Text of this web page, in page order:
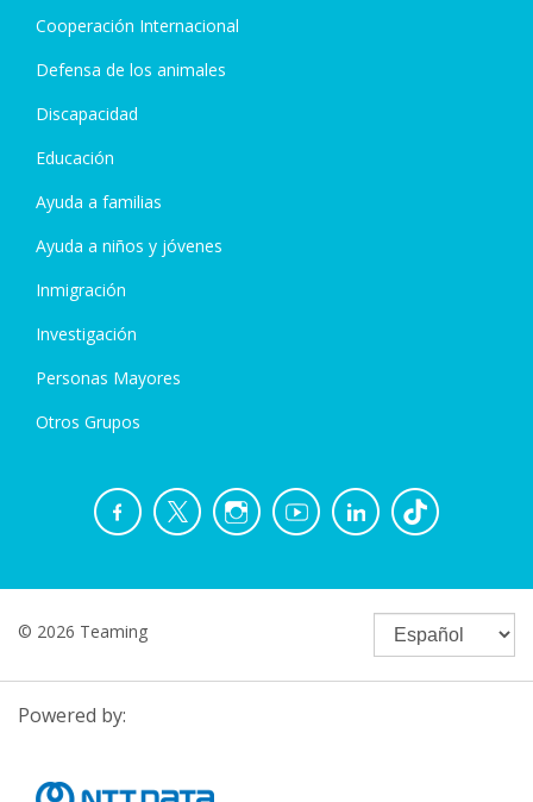
Cooperación Internacional
Defensa de los animales
Discapacidad
Educación
Ayuda a familias
Ayuda a niños y jóvenes
Inmigración
Investigación
Personas Mayores
Otros Grupos
© 2026 Teaming
Powered by: